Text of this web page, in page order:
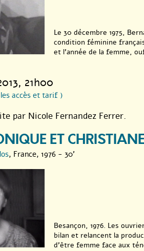
Le 30 décembre 1975,
condition féminine
et l’année de la femme,
, 21h00
accès et tarif )
par Nicole Fernandez Ferrer.
ET
, France, 1976 - 30'
Besançon, 1976. Les
bilan et relancent la
d’être femme face aux